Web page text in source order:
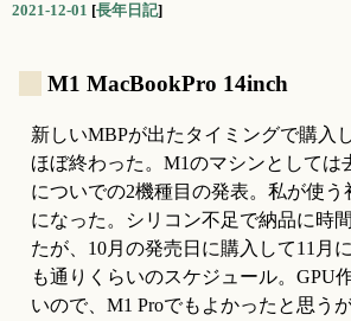
2021-12-01 [長年日記]
M1 MacBookPro 14inch
新しいMBPが出たタイミングで購入
ほぼ終わった。M1のマシンとしては
についでの2機種目の発表。私が使う
になった。シリコン不足で納品に時
たが、10月の発売日に購入して11月
も通りくらいのスケジュール。GPU
いので、M1 Proでもよかったと思う